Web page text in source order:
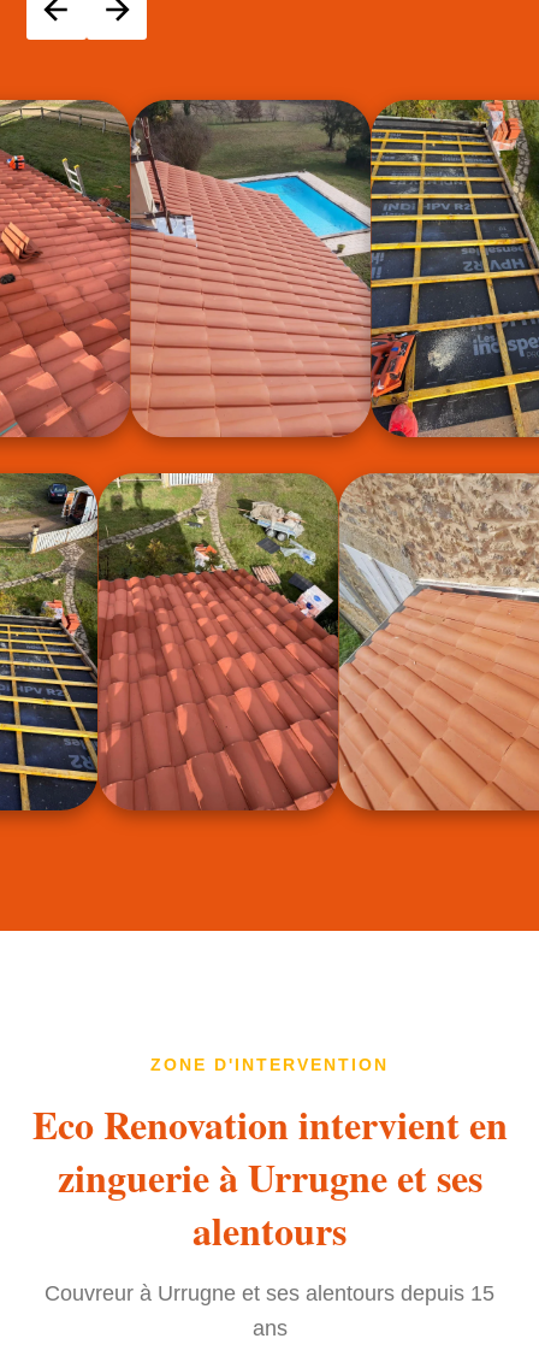
ZONE D'INTERVENTION
Eco Renovation intervient en
zinguerie à Urrugne et ses
alentours
Couvreur à Urrugne et ses alentours depuis 15
ans